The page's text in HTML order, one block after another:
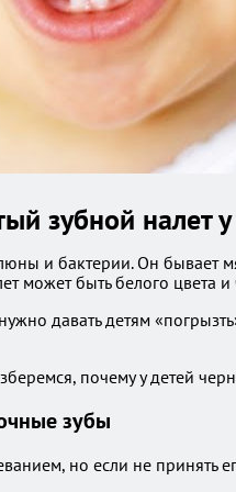
зубной налет
и бактерии. Он бывает
может быть белого
давать детям
зубы
но если не